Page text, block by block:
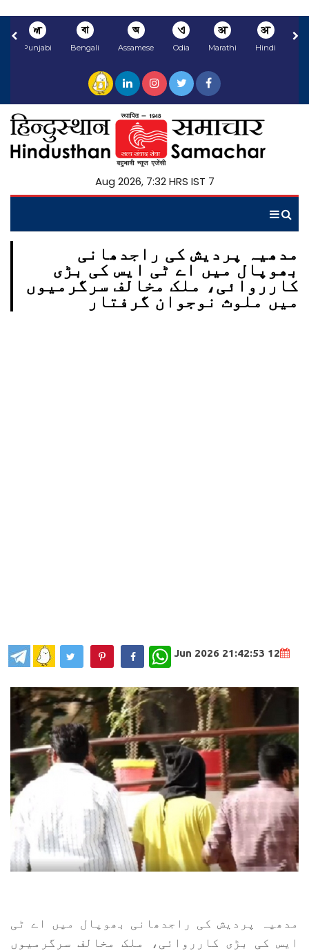
अ
Hindi
अ
Marathi
ଏ
Odia
অ
Assamese
বা
Bengali
ਅ
Punjabi
7 Aug 2026, 7:32 HRS IST
مدھیہ پردیش کی راجدھانی
بھوپال میں اے ٹی ایس کی بڑی
کارروائی، ملک مخالف سرگرمیوں
میں ملوث نوجوان گرفتار
12 Jun 2026 21:42:53
WhatsApp
مدھیہ پردیش کی راجدھانی بھوپال میں اے ٹی
ایس کی بڑی کارروائی، ملک مخالف سرگرمیوں